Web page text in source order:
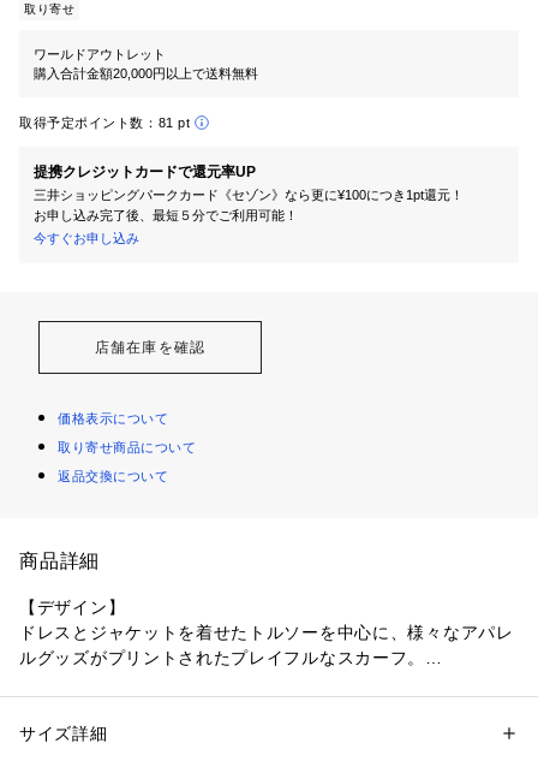
取り寄せ
ワールドアウトレット
購入合計金額20,000円以上で送料無料
取得予定ポイント数： 81 pt
提携クレジットカードで還元率UP
三井ショッピングパークカード《セゾン》なら更に¥100につき1pt還元！
お申し込み完了後、最短５分でご利用可能！
今すぐお申し込み
店舗在庫を確認
価格表示について
取り寄せ商品について
返品交換について
商品詳細
【デザイン】
ドレスとジャケットを着せたトルソーを中心に、様々なアパレ
ルグッズがプリントされたプレイフルなスカーフ。
性別：レディース
サイズ詳細